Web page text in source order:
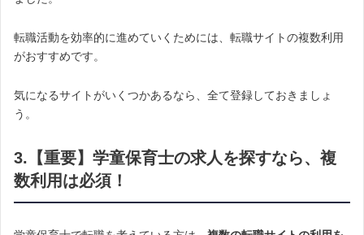
転職活動を効率的に進めていくためには、転職サイトの複数利用
がおすすめです。
気になるサイトがいくつかあるなら、全て登録しておきましょ
う。
3.【重要】学童保育士の求人を探すなら、複
数利用は必須！